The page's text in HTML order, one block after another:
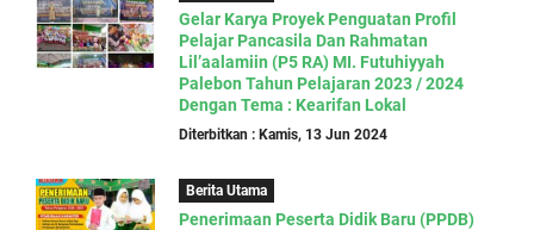
Gelar Karya Proyek Penguatan Profil
Pelajar Pancasila Dan Rahmatan
Lil’aalamiin (P5 RA) MI. Futuhiyyah
Palebon Tahun Pelajaran 2023 / 2024
Dengan Tema : Kearifan Lokal
Diterbitkan : Kamis, 13 Jun 2024
Berita Utama
Penerimaan Peserta Didik Baru (PPDB)